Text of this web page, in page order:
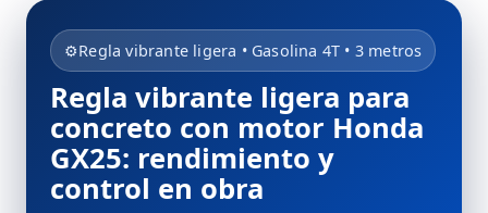
⚙️Regla vibrante ligera • Gasolina 4T • 3 metros
Regla vibrante ligera para
concreto con motor Honda
GX25: rendimiento y
control en obra